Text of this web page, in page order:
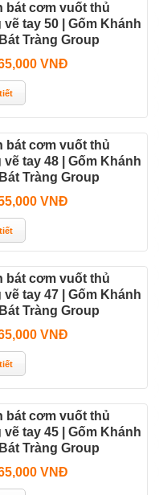
bát cơm vuốt thủ
vẽ tay 50 | Gốm Khánh
Bát Tràng Group
VNĐ
bát cơm vuốt thủ
vẽ tay 48 | Gốm Khánh
Bát Tràng Group
VNĐ
bát cơm vuốt thủ
vẽ tay 47 | Gốm Khánh
Bát Tràng Group
VNĐ
bát cơm vuốt thủ
vẽ tay 45 | Gốm Khánh
Bát Tràng Group
VNĐ